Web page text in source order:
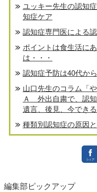
ユッキー先生の認知
知症ケア
認知症専門医による
ポイントは食生活に
は・・・
認知症予防は40代か
山口先生のコラム「
Ａ 外出自粛で、認知
遺言、後見、今でき
種類別認知症の原因
編集部ピックアップ